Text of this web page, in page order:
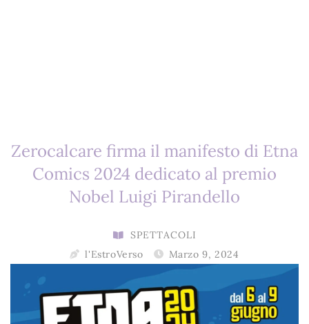
Zerocalcare firma il manifesto di Etna
Comics 2024 dedicato al premio
Nobel Luigi Pirandello
SPETTACOLI
l'EstroVerso
Marzo 9, 2024